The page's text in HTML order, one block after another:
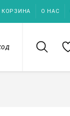
КОРЗИНА О НАС